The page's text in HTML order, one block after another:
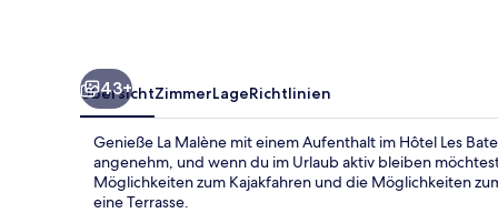
43+
ÜbersichtZimmerLageRichtlinien
Genieße La Malène mit einem Aufenthalt im Hôtel Les
angenehm, und wenn du im Urlaub aktiv bleiben
Möglichkeiten zum Kajakfahren und die Möglichkeiten
eine Terrasse.